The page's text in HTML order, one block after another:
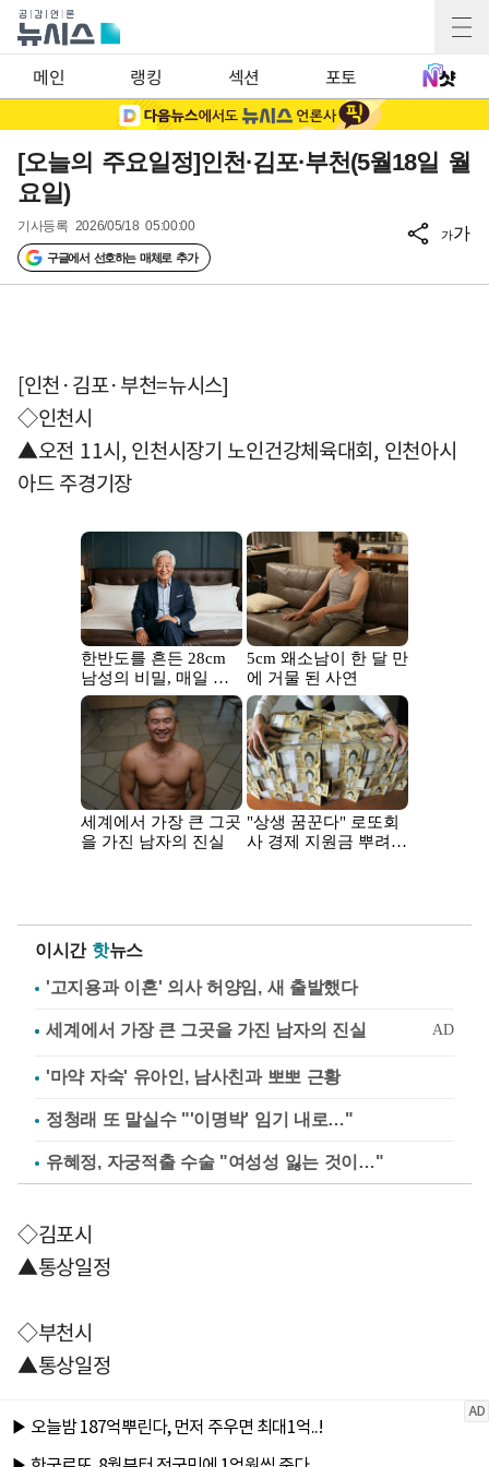
메인 랭킹 섹션 포토
[오늘의 주요일정]인천·김포·부천(5월18일 월
요일)
기사등록 2026/05/18 05:00:00
구글에서 선호하는 매체로 추가
가가
[인천·김포·부천=뉴시스]
◇인천시
▲오전 11시, 인천시장기 노인건강체육대회, 인천아시
아드 주경기장
이시간 핫뉴스
'고지용과 이혼' 의사 허양임, 새 출발했다
'마약 자숙' 유아인, 남사친과 뽀뽀 근황
정청래 또 말실수 "'이명박' 임기 내로…"
유혜정, 자궁적출 수술 "여성성 잃는 것이…"
◇김포시
▲통상일정
◇부천시
▲통상일정